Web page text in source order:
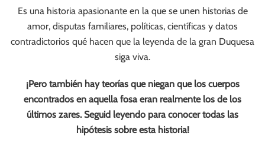
Es una historia apasionante en la que se unen historias de
amor, disputas familiares, políticas, científicas y datos
contradictorios qué hacen que la leyenda de la gran Duquesa
siga viva.
¡Pero también hay teorías que niegan que los cuerpos
encontrados en aquella fosa eran realmente los de los
últimos zares. Seguid leyendo para conocer todas las
hipótesis sobre esta historia!